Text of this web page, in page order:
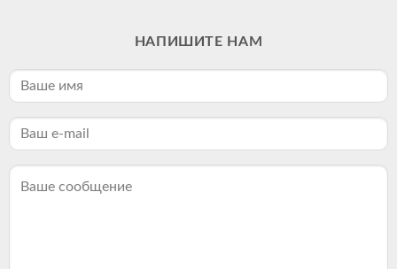
НАПИШИТЕ НАМ